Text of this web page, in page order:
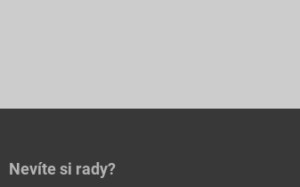
Nevíte si rady?